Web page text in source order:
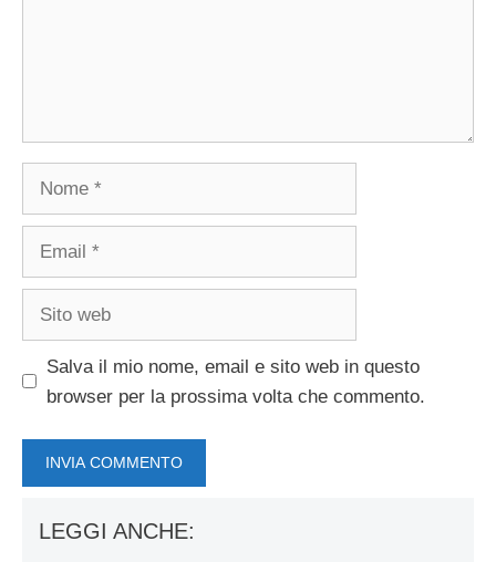
Salva il mio nome, email e sito web in questo
browser per la prossima volta che commento.
LEGGI ANCHE: